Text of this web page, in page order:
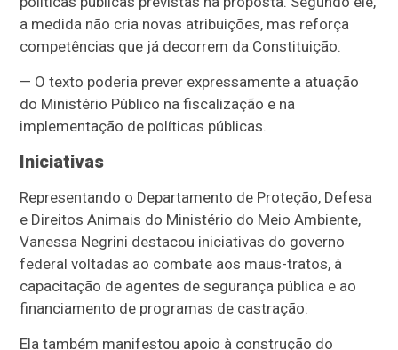
a medida não cria novas atribuições, mas reforça
competências que já decorrem da Constituição.
— O texto poderia prever expressamente a atuação
do Ministério Público na fiscalização e na
implementação de políticas públicas.
Iniciativas
Representando o Departamento de Proteção, Defesa
e Direitos Animais do Ministério do Meio Ambiente,
Vanessa Negrini destacou iniciativas do governo
federal voltadas ao combate aos maus-tratos, à
capacitação de agentes de segurança pública e ao
financiamento de programas de castração.
Ela também manifestou apoio à construção do